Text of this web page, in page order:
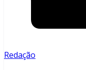
Redação